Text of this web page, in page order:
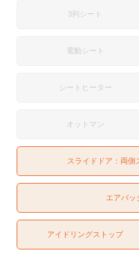
3列シート
電動シート
シートヒーター
オットマン
スライドドア： 両側
エアバッ
アイドリングストップ